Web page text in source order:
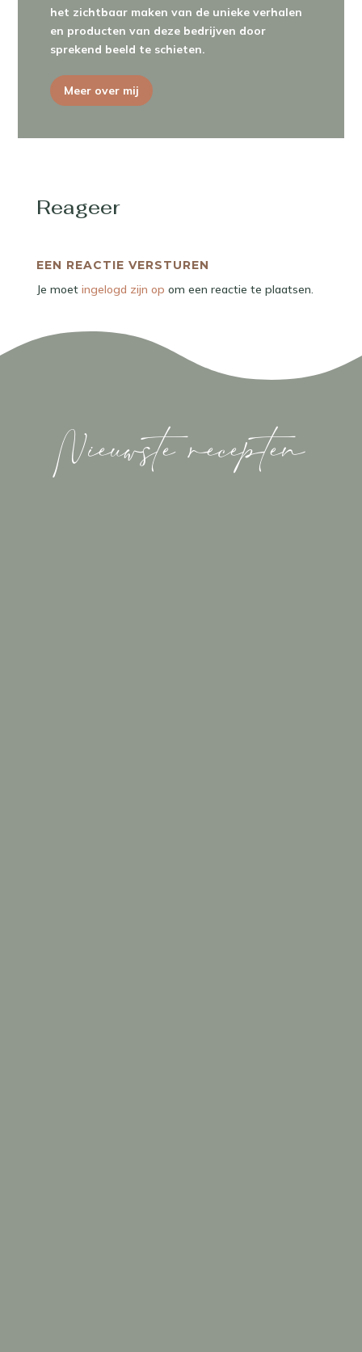
het zichtbaar maken van de unieke verhalen
en producten van deze bedrijven door
sprekend beeld te schieten.
Meer over mij
Reageer
EEN REACTIE VERSTUREN
Je moet ingelogd zijn op om een reactie te plaatsen.
Nieuwste recepten